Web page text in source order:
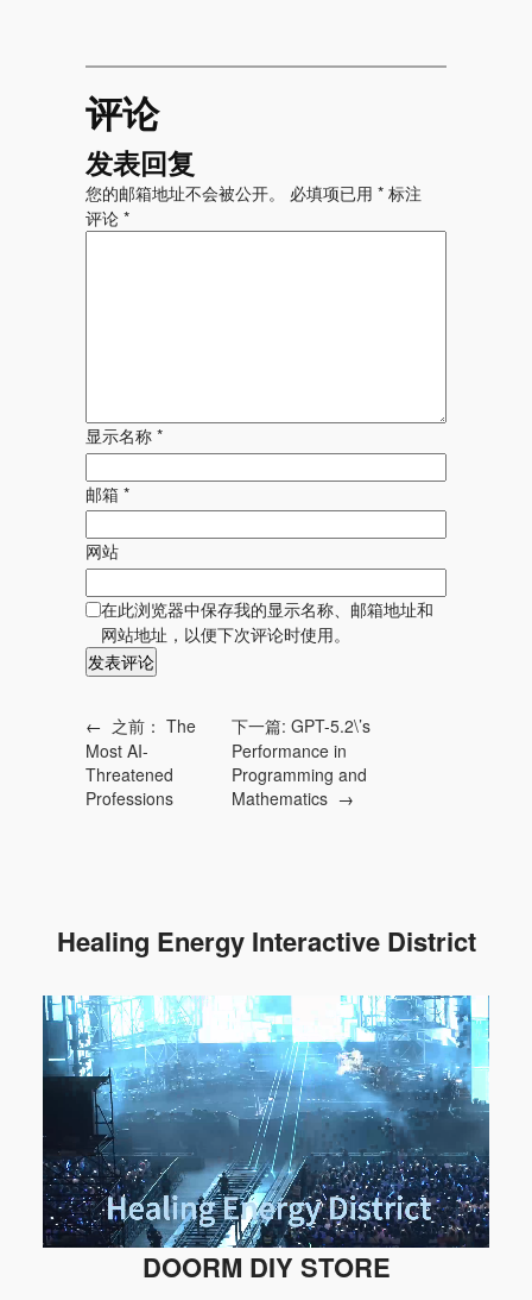
评论
发表回复
您的邮箱地址不会被公开。 必填项已用 *标注
评论 *
显示名称 *
邮箱 *
网站
在此浏览器中保存我的显示名称、邮箱地址和
网站地址，以便下次评论时使用。
← 之前： The
Most AI-
Threatened
Professions
下一篇: GPT-5.2\’s
Performance in
Programming and
Mathematics →
Healing Energy Interactive District
DOORM DIY STORE